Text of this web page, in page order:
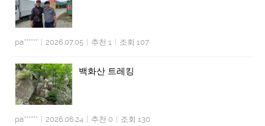
pa****** | 2026.07.05 | 추천 1 | 조회 107
백화산 트레킹
pa****** | 2026.06.24 | 추천 0 | 조회 130